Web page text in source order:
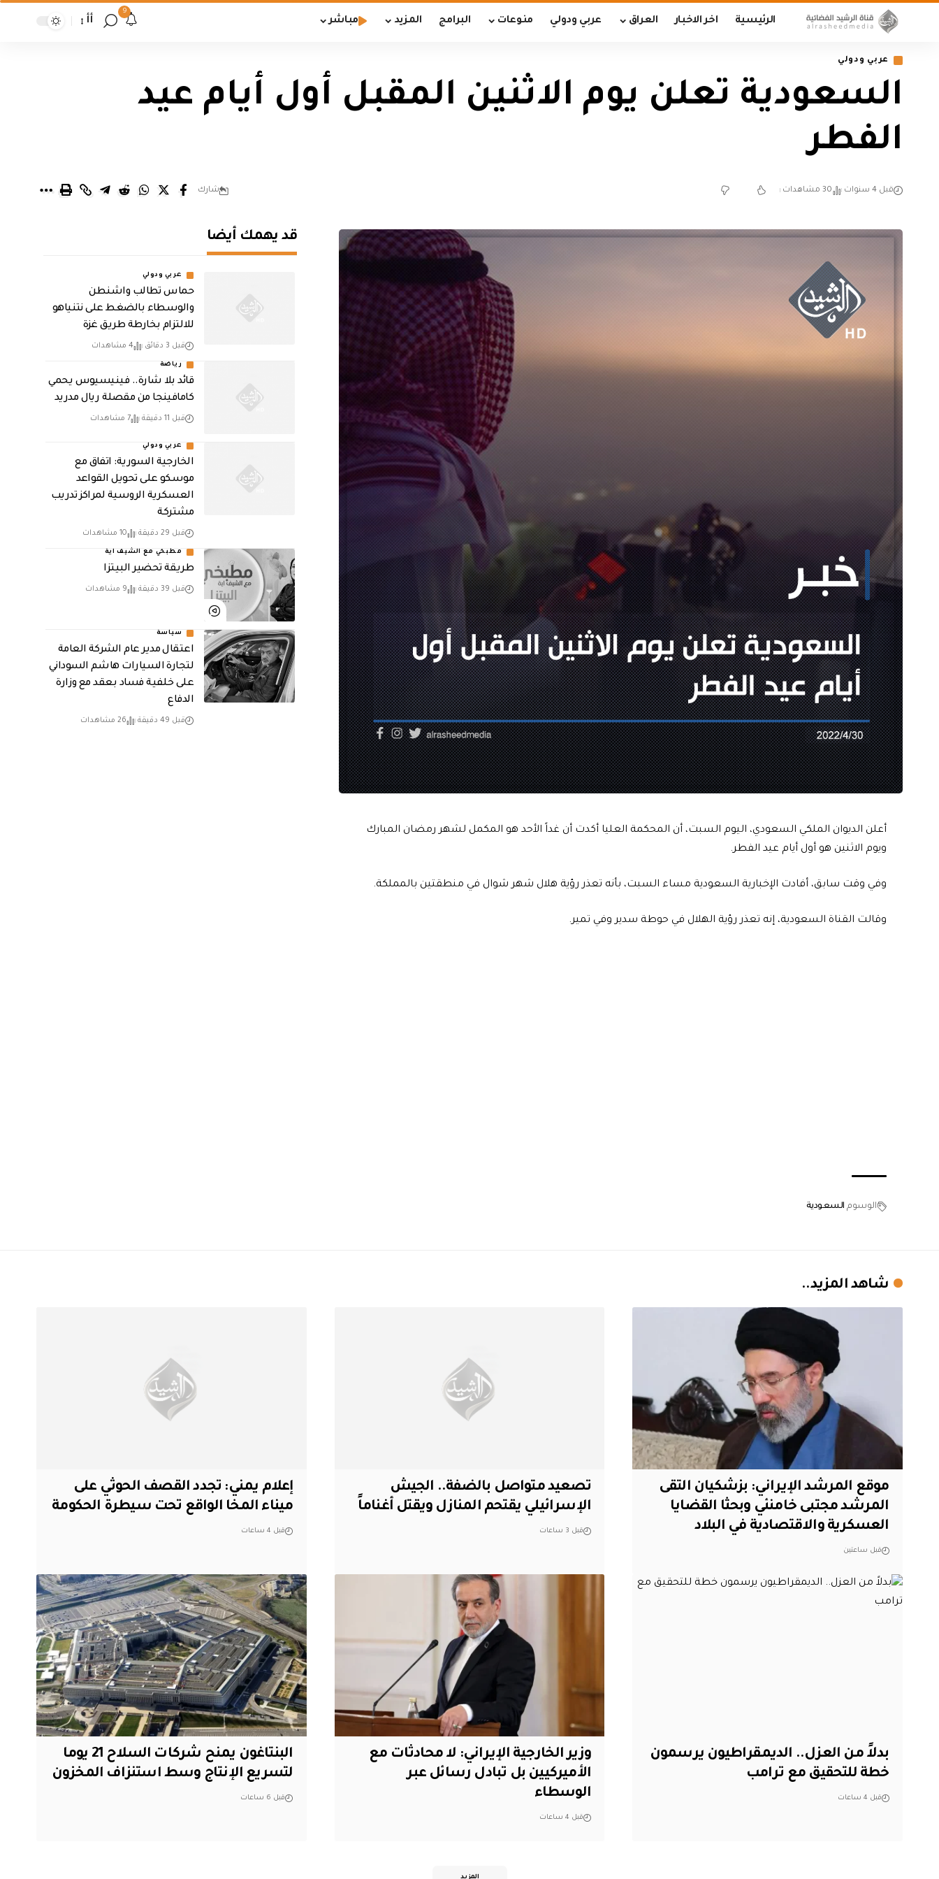
الرئيسية اخر الاخبار العراق عربي ودولي منوعات البرامج المزيد مباشر
9
أأ
عربي ودولي
السعودية تعلن يوم الاثنين المقبل أول أيام عيد
الفطر
قبل 4 سنوات 30 مشاهدات شارك
أعلن الديوان الملكي السعودي، اليوم السبت، أن المحكمة العليا أكدت أن غداً الأحد هو المكمل لشهر رمضان المبارك
ويوم الاثنين هو أول أيام عيد الفطر.
وفي وقت سابق، أفادت الإخبارية السعودية مساء السبت، بأنه تعذر رؤية هلال شهر شوال في منطقتين بالمملكة.
وقالت القناة السعودية، إنه تعذر رؤية الهلال في حوطة سدير وفي تمير.
الوسوم السعودية
قد يهمك أيضا
عربي ودولي
حماس تطالب واشنطن
والوسطاء بالضغط على نتنياهو
للالتزام بخارطة طريق غزة
قبل 3 دقائق 4 مشاهدات
رياضة
قائد بلا شارة.. فينيسيوس يحمي
كامافينجا من مقصلة ريال مدريد
قبل 11 دقيقة 7 مشاهدات
عربي ودولي
الخارجية السورية: اتفاق مع
موسكو على تحويل القواعد
العسكرية الروسية لمراكز تدريب
مشتركة
قبل 29 دقيقة 10 مشاهدات
مطبخي مع الشيف اية
طريقة تحضير البيتزا
قبل 39 دقيقة 9 مشاهدات
سياسة
اعتقال مدير عام الشركة العامة
لتجارة السيارات هاشم السوداني
على خلفية فساد بعقد مع وزارة
الدفاع
قبل 49 دقيقة 26 مشاهدات
شاهد المزيد..
موقع المرشد الإيراني: بزشكيان التقى
المرشد مجتبى خامنئي وبحثا القضايا
العسكرية والاقتصادية في البلاد
قبل ساعتين
تصعيد متواصل بالضفة.. الجيش
الإسرائيلي يقتحم المنازل ويقتل أغناماً
قبل 3 ساعات
إعلام يمني: تجدد القصف الحوثي على
ميناء المخا الواقع تحت سيطرة الحكومة
قبل 4 ساعات
بدلاً من العزل.. الديمقراطيون يرسمون
خطة للتحقيق مع ترامب
قبل 4 ساعات
‏وزير الخارجية الإيراني: لا محادثات مع
الأميركيين بل تبادل رسائل عبر
الوسطاء
قبل 4 ساعات
البنتاغون يمنح شركات السلاح 21 يوما
لتسريع الإنتاج وسط استنزاف المخزون
قبل 6 ساعات
المزيد